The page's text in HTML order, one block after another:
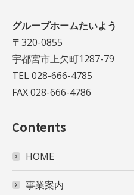
グループホームたいよう
〒320-0855
宇都宮市上欠町1287-79
TEL 028-666-4785
FAX 028-666-4786
Contents
HOME
事業案内